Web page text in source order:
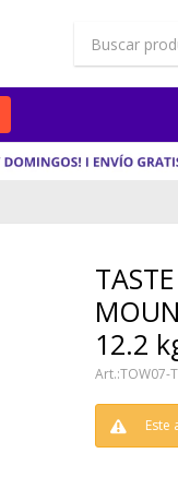
12.2
TOW07-
Este